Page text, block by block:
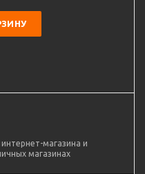
магазина и
магазинах